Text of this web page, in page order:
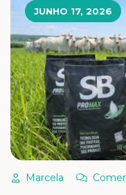
JUNHO 17, 2026
Marcela